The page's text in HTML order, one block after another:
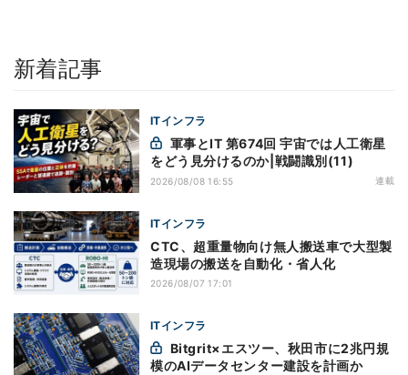
新着記事
ITインフラ
をどう見分けるのか|戦闘識別(11)
2026/08/08 16:55 連載
ITインフラ
CTC、超重量物向け無人搬送車で大型製
造現場の搬送を自動化・省人化
2026/08/07 17:01
ITインフラ
模のAIデータセンター建設を計画か